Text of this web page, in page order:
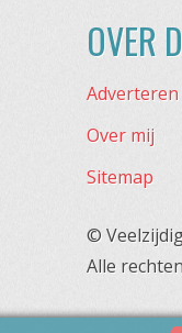
OVER
Adverteren
Over mij
Sitemap
©
Alle